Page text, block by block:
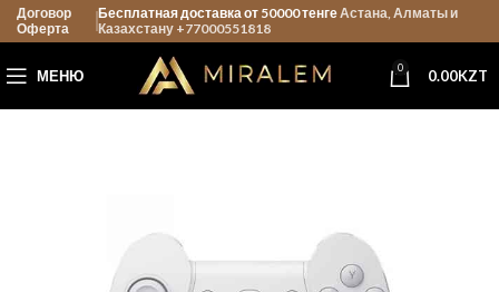
Договор
Оферта
Бесплатная доставка от 50000 тенгеАстана, Алматы и
Казахстану +77000551818
МЕНЮ 0 0.00KZT